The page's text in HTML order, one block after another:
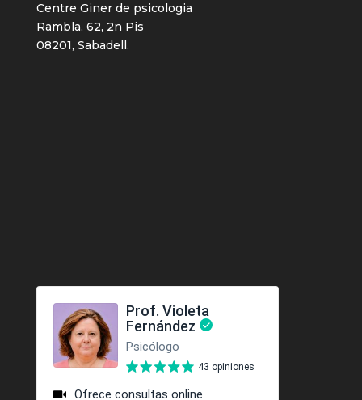
Centre Giner de psicologia
Rambla, 62, 2n Pis
08201, Sabadell.